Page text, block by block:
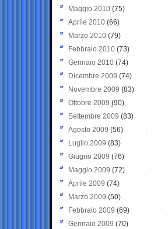
Maggio 2010 (75)
Aprile 2010 (66)
Marzo 2010 (79)
Febbraio 2010 (73)
Gennaio 2010 (74)
Dicembre 2009 (74)
Novembre 2009 (83)
Ottobre 2009 (90)
Settembre 2009 (83)
Agosto 2009 (56)
Luglio 2009 (83)
Giugno 2009 (76)
Maggio 2009 (72)
Aprile 2009 (74)
Marzo 2009 (50)
Febbraio 2009 (69)
Gennaio 2009 (70)